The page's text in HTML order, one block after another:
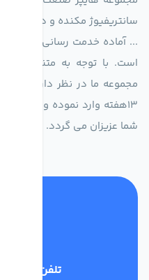
سانتریفیوژ مکنده و دمنده
... آماده خدمت رسانی به
است. با توجه به متنوع بودن
مجموعه ما در نظر دارد
13هفته وارد نموده و این
شما عزیزان می گردد.
تلفن پشتیبانی